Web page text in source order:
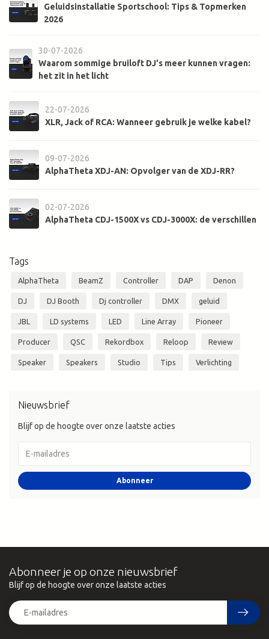
Geluidsinstallatie Sportschool: Tips & Topmerken
2026
30-07-2026
Waarom sommige bruiloft DJ's meer kunnen vragen:
het zit in het licht
22-07-2026
XLR, Jack of RCA: Wanneer gebruik je welke kabel?
09-07-2026
AlphaTheta XDJ-AN: Opvolger van de XDJ-RR?
02-07-2026
AlphaTheta CDJ-1500X vs CDJ-3000X: de verschillen
Tags
AlphaTheta BeamZ Controller DAP Denon
DJ DJ Booth Dj controller DMX geluid
JBL LD systems LED Line Array Pioneer
Producer QSC Rekordbox Reloop Review
Speaker Speakers Studio Tips Verlichting
Nieuwsbrief
Blijf op de hoogte over onze laatste acties
Abonneer
Abonneer je op onze nieuwsbrief
Blijf op de hoogte over onze laatste acties